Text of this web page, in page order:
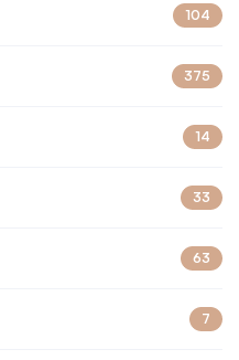
104
375
14
33
63
7